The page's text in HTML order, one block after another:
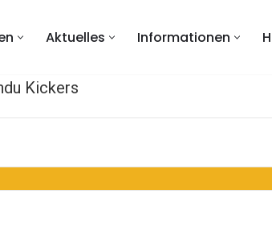
Aktuelles Informationen
Kickers